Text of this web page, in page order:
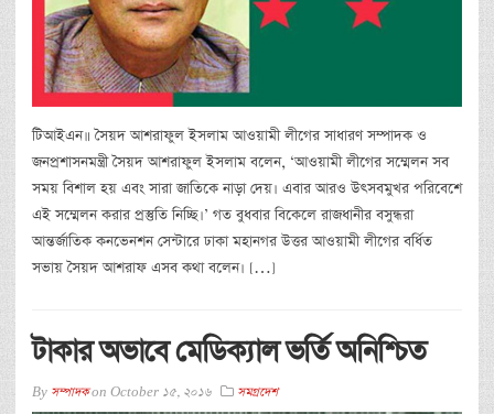
টিআইএন॥ সৈয়দ আশরাফুল ইসলাম আওয়ামী লীগের সাধারণ সম্পাদক ও
জনপ্রশাসনমন্ত্রী সৈয়দ আশরাফুল ইসলাম বলেন, ‘আওয়ামী লীগের সম্মেলন সব
সময় বিশাল হয় এবং সারা জাতিকে নাড়া দেয়। এবার আরও উৎসবমুখর পরিবেশে
এই সম্মেলন করার প্রস্তুতি নিচ্ছি।’ গত বুধবার বিকেলে রাজধানীর বসুন্ধরা
আন্তর্জাতিক কনভেনশন সেন্টারে ঢাকা মহানগর উত্তর আওয়ামী লীগের বর্ধিত
সভায় সৈয়দ আশরাফ এসব কথা বলেন। […]
টাকার অভাবে মেডিক্যাল ভর্তি অনিশ্চিত
By সম্পাদকon October 15, 2016 সমগ্রদেশ